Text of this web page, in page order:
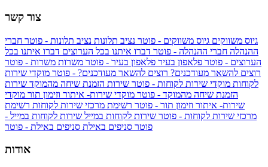
צור קשר
גיוס משווקים גיוס משווקים - פוטר נציב תלונות נציב תלונות - פוטר חברי
ההנהלה חברי ההנהלה - פוטר דברו איתנו בכל הערוצים דברו איתנו בכל
הערוצים - פוטר פלאפון בעיר פלאפון בעיר - פוטר משרות משרות - פוטר
רוצים להשאר מעודכנים? רוצים להשאר מעודכנים? - פוטר מוקדי שירות
לקוחות מוקדי שירות לקוחות - פוטר שירות הזמנת שיחה מהמוקד שירות
הזמנת שיחה מהמוקד - פוטר מוקדי שירות- איתור וזימון תור מוקדי
שירות- איתור וזימון תור - פוטר רשימת מרכזי שירות לקוחות רשימת
מרכזי שירות לקוחות - פוטר שירות לקוחות במייל שירות לקוחות במייל -
פוטר סניפים באילת סניפים באילת - פוטר
אודות